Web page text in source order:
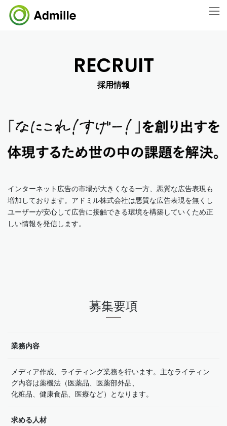
RECRUIT
採用情報
インターネット広告の市場が大きくなる一方、悪質な広告表現も
増加しております。アドミル株式会社は悪質な広告表現を無くし
ユーザーが安心して広告に接触できる環境を構築していくため正
しい情報を発信します。
募集要項
業務内容
メディア作成、ライティング業務を行います。主なライティン
グ内容は薬機法（医薬品、医薬部外品、
化粧品、健康食品、医療など）となります。
求める人材